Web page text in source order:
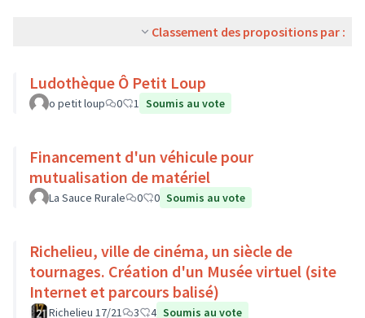
Classement des propositions par :
Ludothèque Ô Petit Loup
o petit loup 0 1 Soumis au vote
Financement d'un véhicule pour
mutualisation de matériel
La Sauce Rurale 0 0 Soumis au vote
Richelieu, ville de cinéma, un siècle de
tournages. Création d'un Musée virtuel (site
Internet et parcours balisé)
Richelieu 17/21 3 4 Soumis au vote